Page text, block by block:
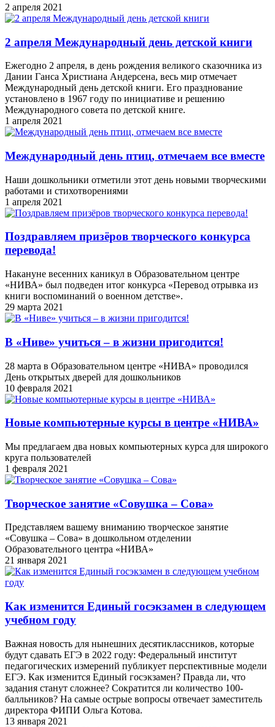
2 апреля 2021
2 апреля Международный день детской книги
Ежегодно 2 апреля, в день рождения великого сказочника из
Дании Ганса Христиана Андерсена, весь мир отмечает
Международный день детской книги. Его празднование
установлено в 1967 году по инициативе и решению
Международного совета по детской книге.
1 апреля 2021
Международный день птиц, отмечаем все вместе
Наши дошкольники отметили этот день новыми творческими
работами и стихотворениями
1 апреля 2021
Поздравляем призёров творческого конкурса
перевода!
Накануне весенних каникул в Образовательном центре
«НИВА» был подведен итог конкурса «Перевод отрывка из
книги воспоминаний о военном детстве».
29 марта 2021
В «Ниве» учиться – в жизни пригодится!
28 марта в Образовательном центре «НИВА» проводился
День открытых дверей для дошкольников
10 февраля 2021
Новые компьютерные курсы в центре «НИВА»
Мы предлагаем два новых компьютерных курса для широкого
круга пользователей
1 февраля 2021
Творческое занятие «Совушка – Сова»
Представляем вашему вниманию творческое занятие
«Совушка – Сова» в дошкольном отделении
Образовательного центра «НИВА»
21 января 2021
Как изменится Единый госэкзамен в следующем
учебном году
Важная новость для нынешних десятиклассников, которые
будут сдавать ЕГЭ в 2022 году: Федеральный институт
педагогических измерений публикует перспективные модели
ЕГЭ. Как изменится Единый госэкзамен? Правда ли, что
задания станут сложнее? Сократится ли количество 100-
балльников? На самые острые вопросы отвечает заместитель
директора ФИПИ Ольга Котова.
13 января 2021